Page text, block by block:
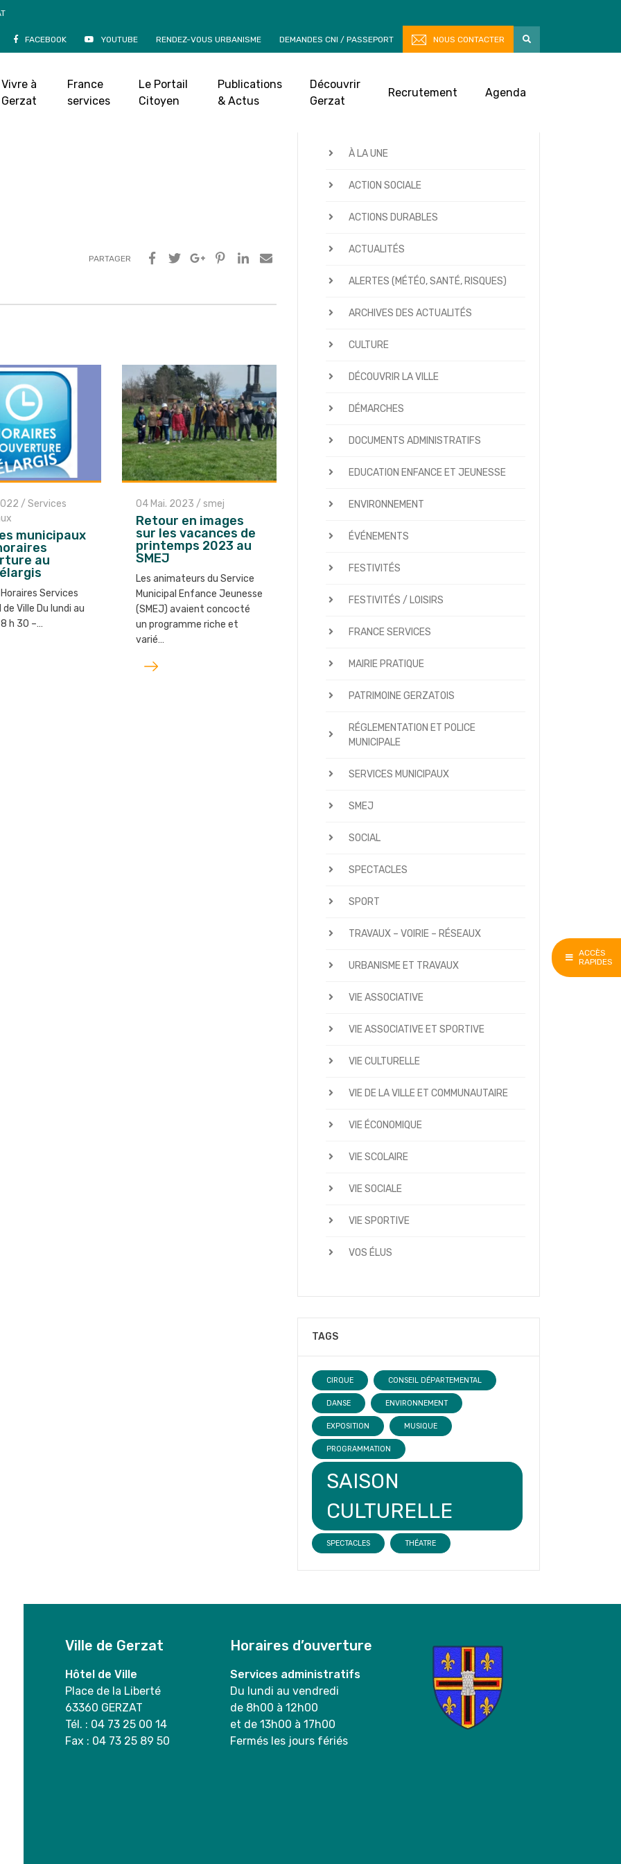
ACCÈS
RAPIDES
FACEBOOK YOUTUBE RENDEZ-VOUS URBANISME DEMANDES CNI / PASSEPORT NOUS CONTACTER
Vivre à
Gerzat
France
services
Le Portail
Citoyen
Publications
& Actus
Découvrir
Gerzat
Recrutement Agenda
en Balade
2020
balade, l’exposition de l’artiste peintre Louis Paul
PARTAGER
/Services
municipaux
au
Services
de Ville Du lundi au
h 30 –…
04 Mai. 2023 / smej
Retour en images
sur les vacances de
printemps 2023 au
SMEJ
Les animateurs du Service
Municipal Enfance Jeunesse
(SMEJ) avaient concocté
un programme riche et
varié…
Lire
CATÉGORIES D’ACTUALITÉS
À LA UNE
ACTION SOCIALE
ACTIONS DURABLES
ACTUALITÉS
ALERTES (MÉTÉO, SANTÉ, RISQUES)
ARCHIVES DES ACTUALITÉS
CULTURE
DÉCOUVRIR LA VILLE
DÉMARCHES
DOCUMENTS ADMINISTRATIFS
EDUCATION ENFANCE ET JEUNESSE
ENVIRONNEMENT
ÉVÉNEMENTS
FESTIVITÉS
FESTIVITÉS / LOISIRS
FRANCE SERVICES
MAIRIE PRATIQUE
PATRIMOINE GERZATOIS
RÉGLEMENTATION ET POLICE
MUNICIPALE
SERVICES MUNICIPAUX
SMEJ
SOCIAL
SPECTACLES
SPORT
TRAVAUX – VOIRIE – RÉSEAUX
URBANISME ET TRAVAUX
VIE ASSOCIATIVE
VIE ASSOCIATIVE ET SPORTIVE
VIE CULTURELLE
VIE DE LA VILLE ET COMMUNAUTAIRE
VIE ÉCONOMIQUE
VIE SCOLAIRE
VIE SOCIALE
VIE SPORTIVE
VOS ÉLUS
TAGS
CIRQUE CONSEIL DÉPARTEMENTAL
DANSE ENVIRONNEMENT
EXPOSITION MUSIQUE
PROGRAMMATION
SAISON
CULTURELLE
SPECTACLES THÉATRE
Ville de Gerzat
Hôtel de Ville
Place de la Liberté
63360 GERZAT
Tél. : 04 73 25 00 14
Fax : 04 73 25 89 50
Horaires d’ouverture
Services administratifs
Du lundi au vendredi
de 8h00 à 12h00
et de 13h00 à 17h00
Fermés les jours fériés